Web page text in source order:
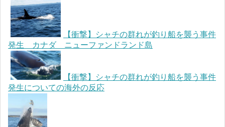
【衝撃】シャチの群れが釣り船を襲う事件
発生 カナダ ニューファンドランド島
【衝撃】シャチの群れが釣り船を襲う事件
発生についての海外の反応